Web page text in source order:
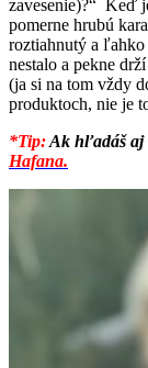
zavesenie)?“ Keď
pomerne hrubú
roztiahnutý a ľahko
nestalo a pekne
(ja si na tom vždy
produktoch, nie je
*Tip:Ak hľadáš aj
Hafana.